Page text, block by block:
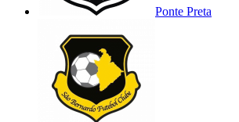
Ponte Preta